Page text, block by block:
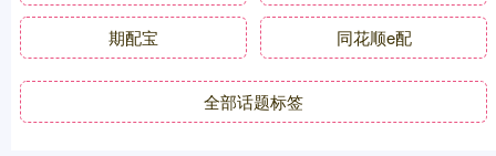
期配宝 同花顺e配
全部话题标签